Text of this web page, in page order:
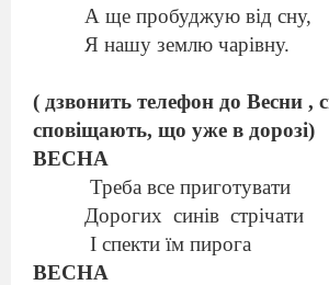
А ще пробуджую від сну,
Я нашу землю чарівну.
( дзвонить телефон до Весни ,
сповіщають, що уже в дорозі)
ВЕСНА
Треба все приготувати
Дорогих синів стрічати
І спекти їм пирога
ВЕСНА